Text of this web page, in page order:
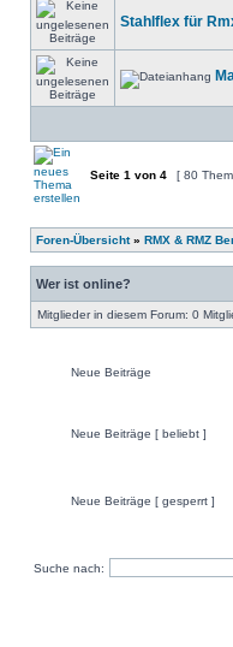
Stahlflex für
Seite 1 von 4 [ 80
Foren-Übersicht» RMX & RMZ
Wer ist online?
Mitglieder in diesem Forum: 0
Neue Beiträge
Neue Beiträge [ beliebt ]
Neue Beiträge [ gesperrt ]
Suche nach: